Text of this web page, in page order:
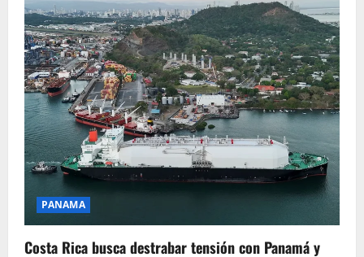
PANAMA
Costa Rica busca destrabar tensión con Panamá y